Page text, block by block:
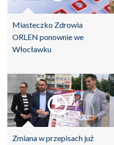
Miasteczko Zdrowia
ORLEN ponownie we
Włocławku
Zmiana w przepisach już